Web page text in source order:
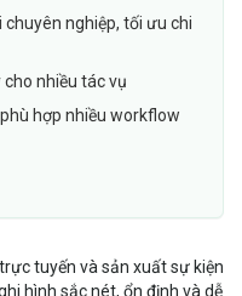
chuyên nghiệp, tối ưu chi
cho nhiều tác vụ
hợp nhiều workflow
tuyến và sản xuất sự kiện
hình sắc nét, ổn định và dễ